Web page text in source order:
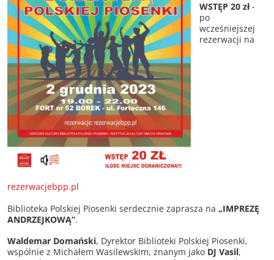
WSTĘP 20 zł-
po
wcześniejszej
rezerwacji na
rezerwacjebpp.pl
Biblioteka Polskiej Piosenki serdecznie zaprasza na „IMPREZĘ
ANDRZEJKOWĄ”.
Waldemar Domański, Dyrektor Biblioteki Polskiej Piosenki,
wspólnie z Michałem Wasilewskim, znanym jako DJ Vasil,